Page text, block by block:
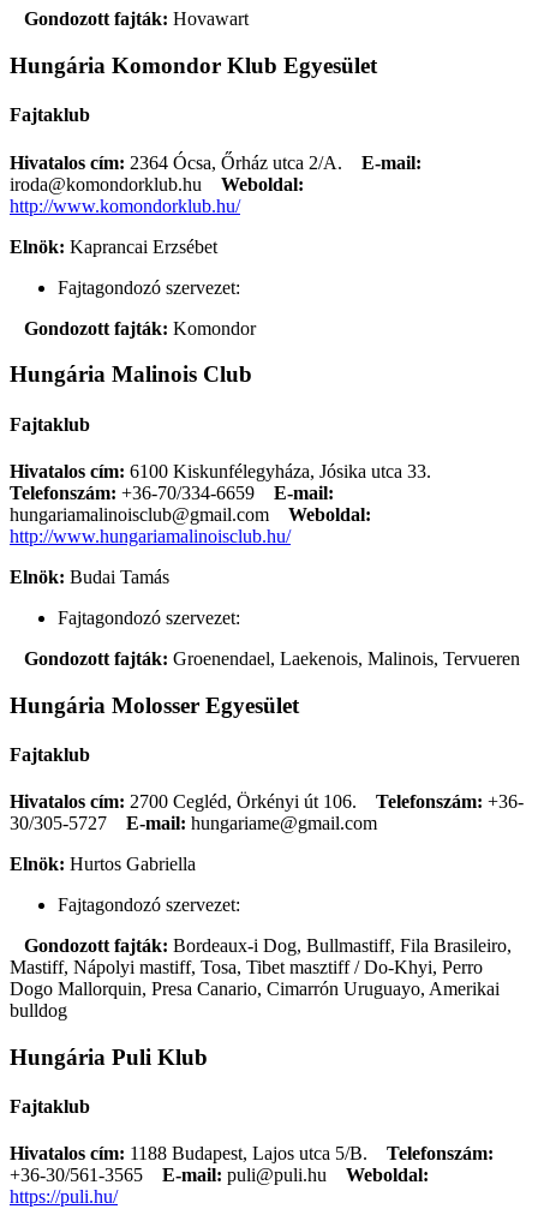
Gondozott fajták: Hovawart
Hungária Komondor Klub Egyesület
Fajtaklub
Hivatalos cím: 2364 Ócsa, Őrház utca 2/A. E-mail:
iroda@komondorklub.hu
Weboldal:
http://www.komondorklub.hu/
Elnök: Kaprancai Erzsébet
Fajtagondozó szervezet:
Gondozott fajták: Komondor
Hungária Malinois Club
Fajtaklub
Hivatalos cím: 6100 Kiskunfélegyháza, Jósika utca 33.
Telefonszám: +36-70/334-6659
E-mail:
hungariamalinoisclub@gmail.com
Weboldal:
http://www.hungariamalinoisclub.hu/
Elnök: Budai Tamás
Fajtagondozó szervezet:
Gondozott fajták: Groenendael, Laekenois, Malinois, Tervueren
Hungária Molosser Egyesület
Fajtaklub
Hivatalos cím: 2700 Cegléd, Örkényi út 106. Telefonszám: +36-
30/305-5727
E-mail: hungariame@gmail.com
Elnök: Hurtos Gabriella
Fajtagondozó szervezet:
Gondozott fajták: Bordeaux-i Dog, Bullmastiff, Fila Brasileiro,
Mastiff, Nápolyi mastiff, Tosa, Tibet masztiff / Do-Khyi, Perro
Dogo Mallorquin, Presa Canario, Cimarrón Uruguayo, Amerikai
bulldog
Hungária Puli Klub
Fajtaklub
Hivatalos cím: 1188 Budapest, Lajos utca 5/B. Telefonszám:
+36-30/561-3565
E-mail: puli@puli.hu
Weboldal:
https://puli.hu/